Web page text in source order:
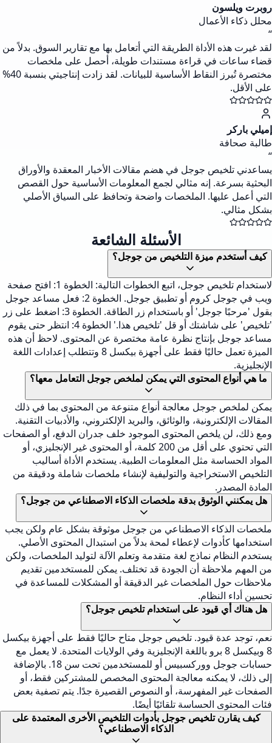
روبرت ويلسون
محلل ذكاء الأعمال
“
لقد غيرت هذه الأداة الطريقة التي أتعامل بها مع تقارير السوق. بدلاً من
قضاء ساعات في قراءة مستندات طويلة، أحصل على ملخصات
مختصرة تُبرز النقاط الأساسية للبيانات. لقد زادت إنتاجيتي بنسبة 40%
على الأقل.
إميلي باركر
طالبة صحافة
“
يساعدني تلخيص جوجل في هضم مقالات الأخبار المعقدة والأوراق
البحثية بسرعة. إنه مثالي لجمع المعلومات الأساسية حول القصص
التي أعمل عليها. الملخصات واضحة وتحافظ على السياق الأصلي
بشكل مثالي.
الأسئلة الشائعة
كيف أستخدم ميزة التلخيص من جوجل؟
لاستخدام تلخيص جوجل، اتبع الخطوات التالية: الخطوة 1: افتح صفحة
ويب في جوجل كروم أو تطبيق جوجل. الخطوة 2: فعل مساعد جوجل
بقول 'مرحبًا جوجل' أو باستخدام زر الطاقة. الخطوة 3: اضغط على زر
'تلخيص' على شاشتك أو قل 'تلخيص هذا.' الخطوة 4: انتظر حتى يقوم
مساعد جوجل بإنتاج نظرة عامة مختصرة عن المحتوى. لاحظ أن هذه
الميزة تعمل حاليًا فقط على أجهزة بيكسل 8 وتتطلب إعدادات اللغة
الإنجليزية.
ما هي أنواع المحتوى التي يمكن لملخص جوجل التعامل معها؟
يمكن لملخص جوجل معالجة أنواع متنوعة من المحتوى بما في ذلك
المقالات الإلكترونية، والوثائق، والبريد الإلكتروني، والأدبيات التقنية.
ومع ذلك، لن يلخص المحتوى الموجود خلف جدران الدفع، أو الصفحات
التي تحتوي على أقل من 200 كلمة، أو المحتوى غير الإنجليزي، أو
المواد الحساسة مثل المعلومات الطبية. يستخدم الأداة أساليب
التلخيص الاستخراجية والتوليفية لإنشاء ملخصات شاملة ودقيقة من
المادة المصدر.
هل يمكنني الوثوق بدقة ملخصات الذكاء الاصطناعي من جوجل؟
ملخصات الذكاء الاصطناعي من جوجل موثوقة بشكل عام ولكن يجب
استخدامها كأدوات لإعطاء لمحة بدلاً من استبدال المحتوى الأصلي.
يستخدم النظام نماذج لغة متقدمة وتعلم الآلة لتوليد الملخصات، ولكن
من المهم ملاحظة أن الجودة قد تختلف. يمكن للمستخدمين تقديم
ملاحظات حول الملخصات غير الدقيقة أو المشكلات للمساعدة في
تحسين أداء النظام.
هل هناك أي قيود على استخدام تلخيص جوجل؟
نعم، توجد عدة قيود. تلخيص جوجل متاح حاليًا فقط على أجهزة بيكسل
8 وبيكسل 8 برو باللغة الإنجليزية وفي الولايات المتحدة. لا يعمل مع
حسابات جوجل ووركسبيس أو للمستخدمين تحت سن 18. بالإضافة
إلى ذلك، لا يمكنه معالجة المحتوى المخصص للمشتركين فقط، أو
الصفحات غير المفهرسة، أو النصوص القصيرة جدًا. يتم تصفية بعض
فئات المحتوى الحساسة تلقائيًا أيضًا.
كيف يقارن تلخيص جوجل بأدوات التلخيص الأخرى المعتمدة على
الذكاء الاصطناعي؟